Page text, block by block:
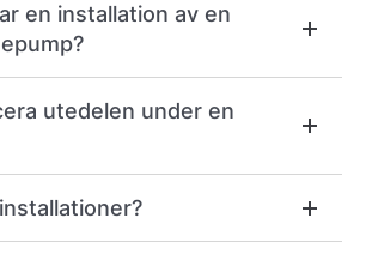
en installation av en
utedelen under en